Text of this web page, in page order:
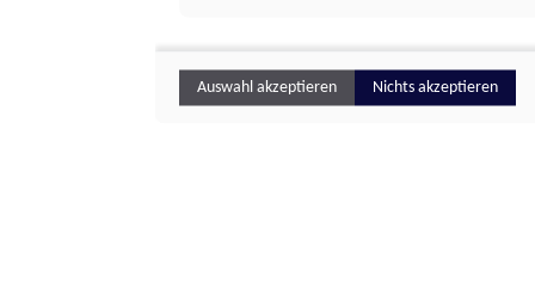
Auswahl akzeptieren Nichts akzeptieren